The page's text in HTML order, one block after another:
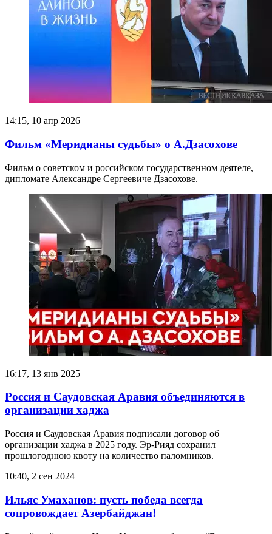
14:15, 10 апр 2026
Фильм «Меридианы судьбы» о А.Дзасохове
Фильм о советском и российском государственном деятеле,
дипломате Александре Сергеевиче Дзасохове.
16:17, 13 янв 2025
Россия и Саудовская Аравия объединяются в
организации хаджа
Россия и Саудовская Аравия подписали договор об
организации хаджа в 2025 году. Эр-Рияд сохранил
прошлогоднюю квоту на количество паломников.
10:40, 2 сен 2024
Ильяс Умаханов: пусть победа всегда
сопровождает Азербайджан!